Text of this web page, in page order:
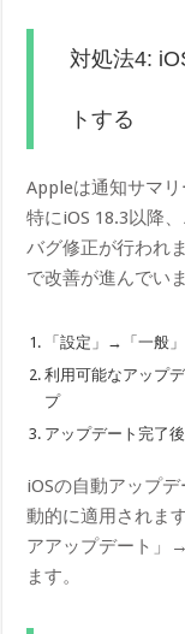
対処法4:
トする
Appleは通知サマリ
特にiOS 18.3以降
バグ修正が行われ
で改善が進んでいま
「設定」→「一般
利用可能なアップ
プ
アップデート完了
iOSの自動アップ
動的に適用されま
アアップデート」
ます。